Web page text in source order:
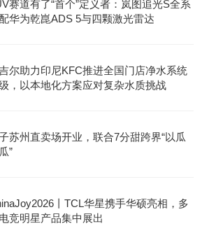
赛道有了“首个”定义者：岚图追光S全系
华为乾崑ADS 5与四颗激光雷达
尔助力印尼KFC推进全国门店净水系统
，以本地化方案应对复杂水质挑战
苏州直卖场开业，联合7分甜跨界“以瓜
”
丨TCL华星携手华硕亮相，多
竞明星产品集中展出